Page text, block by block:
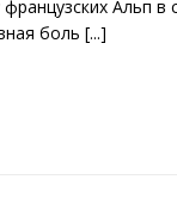
Альп в
боль [...]